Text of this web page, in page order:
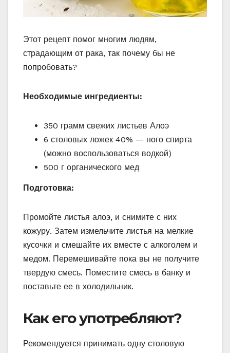
Этот рецепт помог многим людям,
страдающим от рака, так почему бы не
попробовать?
Необходимые ингредиенты:
350 грамм свежих листьев Алоэ
6 столовых ложек 40% — ного спирта
(можно воспользоваться водкой)
500 г органического мед
Подготовка:
Промойте листья алоэ, и снимите с них
кожуру. Затем измельчите листья на мелкие
кусочки и смешайте их вместе с алкоголем и
медом. Перемешивайте пока вы не получите
твердую смесь. Поместите смесь в банку и
поставьте ее в холодильник.
Как его употребляют?
Рекомендуется принимать одну столовую